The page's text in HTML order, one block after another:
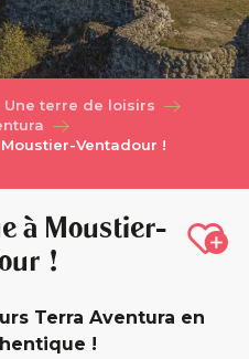
Une terre de loisirs
Ventadour !
à Moustier-
!
Terra Aventura en
!